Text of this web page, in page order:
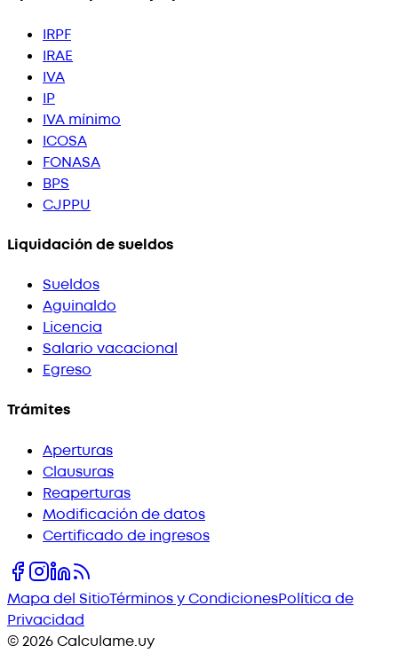
IRPF
IRAE
IVA
IP
IVA mínimo
ICOSA
FONASA
BPS
CJPPU
Liquidación de sueldos
Sueldos
Aguinaldo
Licencia
Salario vacacional
Egreso
Trámites
Aperturas
Clausuras
Reaperturas
Modificación de datos
Certificado de ingresos
Mapa del SitioTérminos y CondicionesPolítica de
Privacidad
©2026Calculame.uy